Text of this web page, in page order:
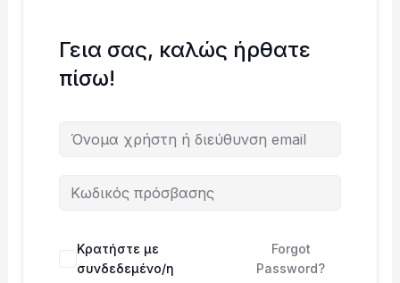
Γεια σας, καλώς ήρθατε
πίσω!
Κρατήστε με
συνδεδεμένο/η
Forgot
Password?